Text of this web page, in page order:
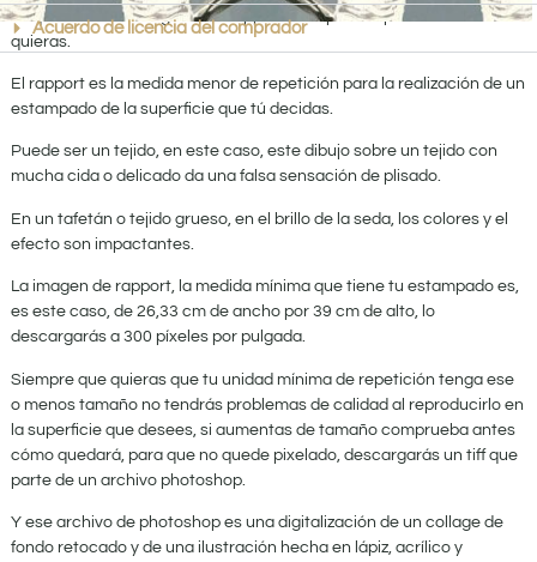
Lo que vas a descargar es el rapport para poder aplicarlo donde tú
quieras.
El rapport es la medida menor de repetición para la realización de un
estampado de la superficie que tú decidas.
Puede ser un tejido, en este caso, este dibujo sobre un tejido con
mucha cida o delicado da una falsa sensación de plisado.
En un tafetán o tejido grueso, en el brillo de la seda, los colores y el
efecto son impactantes.
La imagen de rapport, la medida mínima que tiene tu estampado es,
es este caso, de 26,33 cm de ancho por 39 cm de alto, lo
descargarás a 300 píxeles por pulgada.
Siempre que quieras que tu unidad mínima de repetición tenga ese
o menos tamaño no tendrás problemas de calidad al reproducirlo en
la superficie que desees, si aumentas de tamaño comprueba antes
cómo quedará, para que no quede pixelado, descargarás un tiff que
parte de un archivo photoshop.
Y ese archivo de photoshop es una digitalización de un collage de
fondo retocado y de una ilustración hecha en lápiz, acrílico y
Acuerdo de licencia del comprador